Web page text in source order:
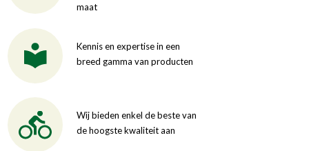
maat
Kennis en expertise in een
breed gamma van producten
Wij bieden enkel de beste van
de hoogste kwaliteit aan